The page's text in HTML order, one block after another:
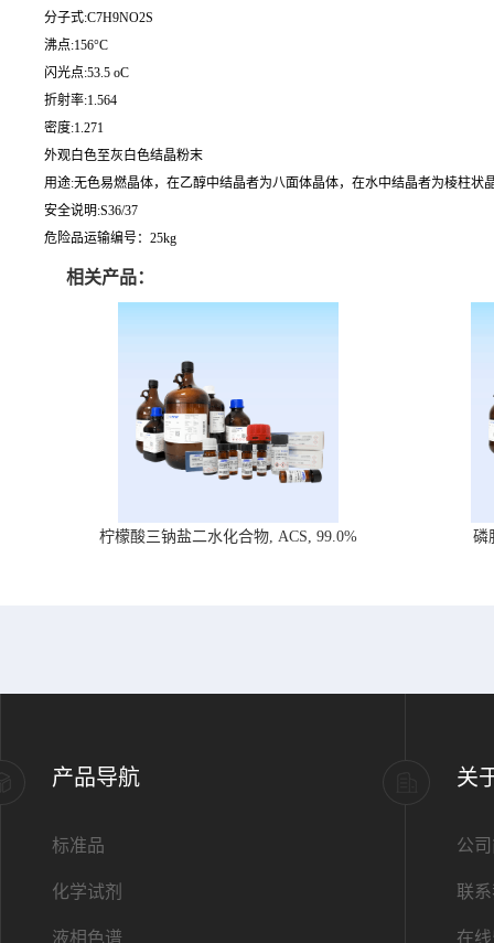
分子式:C7H9NO2S
沸点:156°C
闪光点:53.5 oC
折射率:1.564
密度:1.271
外观白色至灰白色结晶粉末
用途:无色易燃晶体，在乙醇中结晶者为八面体晶体，在水中结晶者为棱柱状
安全说明:S36/37
危险品运输编号：25kg
相关产品：
柠檬酸三钠盐二水化合物, ACS, 99.0% 磷
产品导航
标准品
化学试剂
液相色谱
关
公
联
在